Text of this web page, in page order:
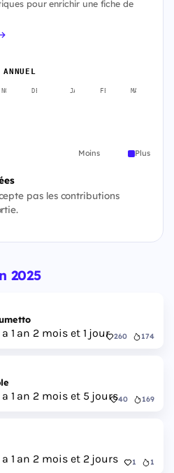
pour enrichir une fiche de
NOV. DÉC. JANV. FÉVR. MARS
Moins Plus
pas les contributions
2025
1 an 2 mois et 1 jour 260 174
1 an 2 mois et 5 jours40 169
1 an 2 mois et 2 jours 1 1